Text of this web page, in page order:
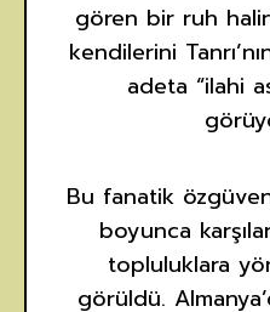
gören bir ruh
kendilerini
adeta “ilahi
Bu fanatik
boyunca
topluluklara
görüldü.